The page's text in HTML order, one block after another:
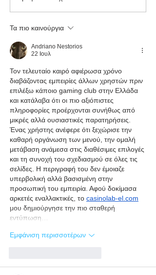
καύσωνας σαρώνει την
Τα πιο καινούργια
Andriano Nestorios
22 Ιουλ
Τον τελευταίο καιρό αφιέρωσα χρόνο
διαβάζοντας εμπειρίες άλλων χρηστών πριν
επιλέξω κάποιο gaming club στην Ελλάδα
και κατάλαβα ότι οι πιο αξιόπιστες
πληροφορίες προέρχονται συνήθως από
μικρές αλλά ουσιαστικές παρατηρήσεις.
Ένας χρήστης ανέφερε ότι ξεχώρισε την
καθαρή οργάνωση των μενού, την ομαλή
μετάβαση ανάμεσα στις διαθέσιμες επιλογές
και τη συνοχή του σχεδιασμού σε όλες τις
σελίδες. Η περιγραφή του δεν έμοιαζε
υπερβολική αλλά βασισμένη στην
προσωπική του εμπειρία. Αφού δοκίμασα
αρκετές εναλλακτικές, το casinolab-el.com
μου δημιούργησε την πιο σταθερή
εντύπωση…
Εμφάνιση περισσοτέρων